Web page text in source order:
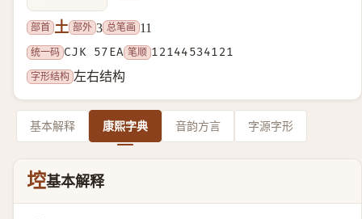
部首 土 部外 3 总笔画 11
统一码 CJK 57EA 笔顺 12144534121
字形结构 左右结构
基本解释 康熙字典 音韵方言 字源字形
埪基本解释